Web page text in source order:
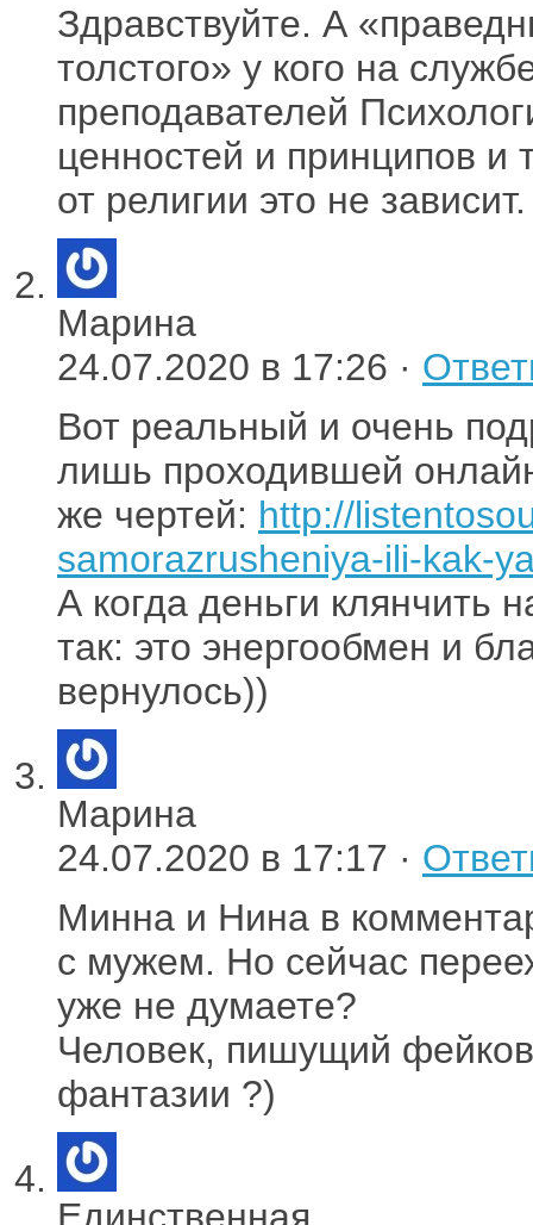
Здравствуйте. А
толстого» у кого на
преподавателей
ценностей и принципов и
от религии это не зависит.
Марина
24.07.2020 в 17:26 ·
Вот реальный и очень
лишь проходившей
же чертей: http://
samorazrusheniya-ili-kak-
А когда деньги клянчить
так: это энергообмен и
вернулось))
Марина
24.07.2020 в 17:17 ·
Минна и Нина в
с мужем. Но сейчас
уже не думаете?
Человек, пишущий
фантазии ?)
Единственная